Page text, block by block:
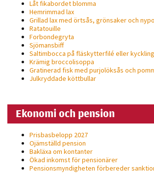
Låt fikabordet blomma
Hemrimmad lax
Grillad lax med örtsås, grönsaker och
Ratatouille
Forbondegryta
Sjömansbiff
Saltimbocca på fläsk­ytterfilé eller kyckling
Krämig broccolisoppa
Gratinerad fisk med purjolöksås och
Julkryddade köttbullar
Ekonomi och pension
Prisbasbelopp 2027
Ojämställd pension
Bakläxa om kontanter
Ökad inkomst för pensionärer
Pensionsmyndigheten förbereder